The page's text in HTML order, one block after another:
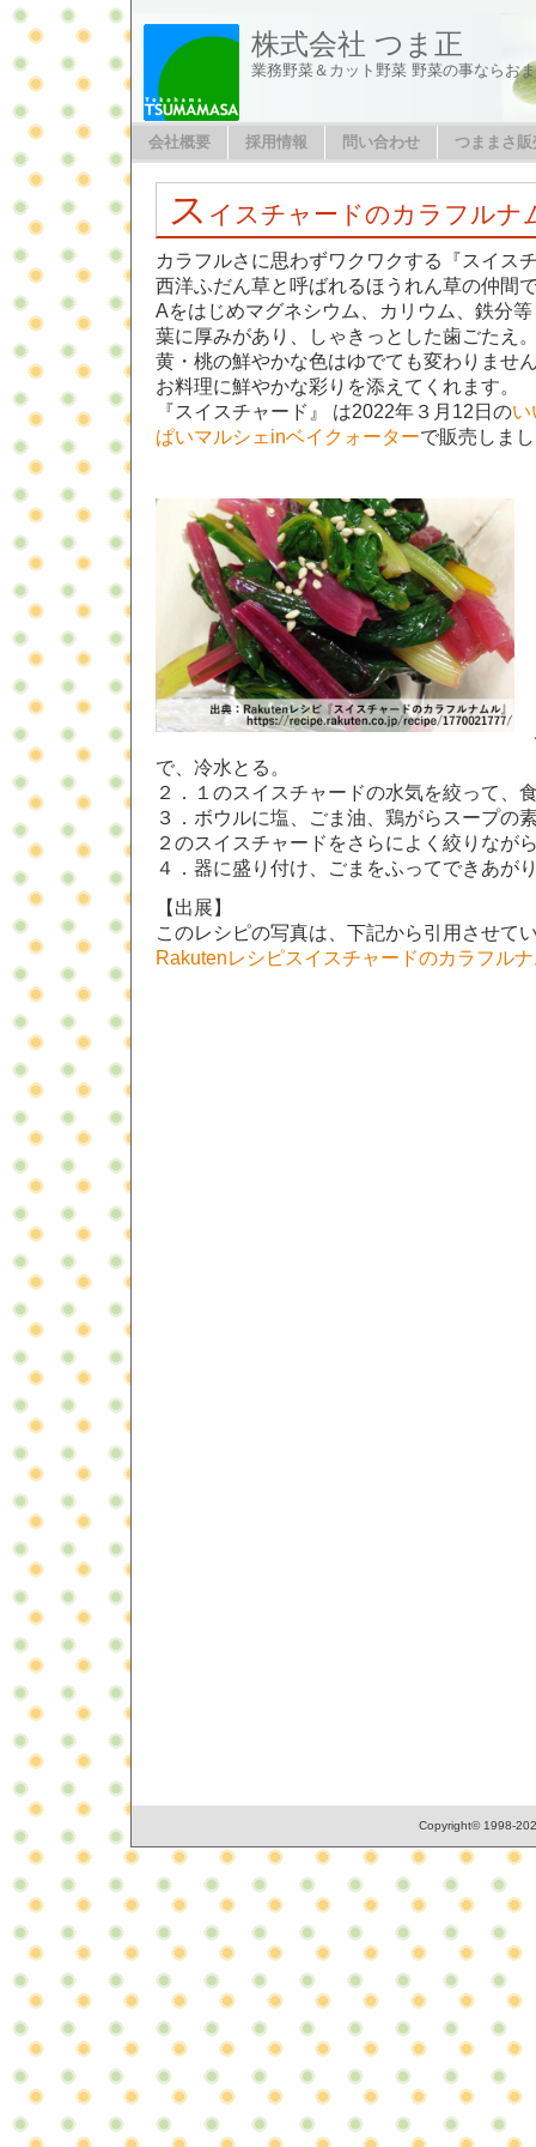
株式会社 つま正
業務野菜＆カット野菜 野菜の事ならお
会社概要 採用情報 問い合わせ つままさ
ス イスチャードのカラフルナ
カラフルさに思わずワクワクする『スイス
西洋ふだん草と呼ばれるほうれん草の仲間
Aをはじめマグネシウム、カリウム、鉄分
葉に厚みがあり、しゃきっとした歯ごたえ
黄・桃の鮮やかな色はゆでても変わりませ
お料理に鮮やかな彩りを添えてくれます。
『スイスチャード』 は2022年３月12日のい
ぱいマルシェinベイクォーターで販売しま
で、冷水とる。
２．１のスイスチャードの水気を絞って、
３．ボウルに塩、ごま油、鶏がらスープの
２のスイスチャードをさらによく絞りなが
４．器に盛り付け、ごまをふってできあが
【出展】
このレシピの写真は、下記から引用させて
Rakutenレシピスイスチャードのカラフル
Copyright© 1998-